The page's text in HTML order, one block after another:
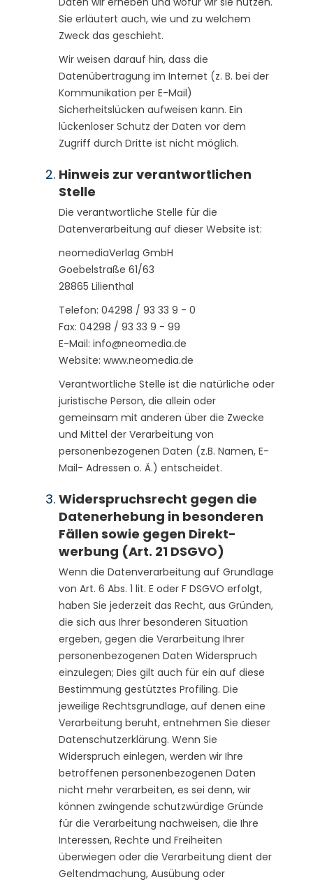
Sie erläutert auch, wie und zu welchem
Zweck das geschieht.
Wir weisen darauf hin, dass die
Datenübertragung im Internet (z. B. bei der
Kommunikation per E-Mail)
Sicherheitslücken aufweisen kann. Ein
lückenloser Schutz der Daten vor dem
Zugriff durch Dritte ist nicht möglich.
Hinweis zur verant­wort­lichen
Stelle
Die verantwortliche Stelle für die
Datenverarbeitung auf dieser Website ist:
neomediaVerlag GmbH
Goebelstraße 61/63
28865 Lilienthal
Telefon: 04298 / 93 33 9 - 0
Fax: 04298 / 93 33 9 - 99
E-Mail: info@neomedia.de
Website: www.neomedia.de
Verantwortliche Stelle ist die natürliche oder
juristische Person, die allein oder
gemeinsam mit anderen über die Zwecke
und Mittel der Verarbeitung von
personenbezogenen Daten (z.B. Namen, E-
Mail- Adressen o. Ä.) entscheidet.
Widerspruchsrecht gegen die
Daten­er­hebung in besonderen
Fällen sowie gegen Direkt­
werbung (Art. 21 DSGVO)
Wenn die Datenverarbeitung auf Grundlage
von Art. 6 Abs. 1 lit. E oder F DSGVO erfolgt,
haben Sie jederzeit das Recht, aus Gründen,
die sich aus Ihrer besonderen Situation
ergeben, gegen die Verarbeitung Ihrer
personenbezogenen Daten Widerspruch
einzulegen; Dies gilt auch für ein auf diese
Bestimmung gestütztes Profiling. Die
jeweilige Rechtsgrundlage, auf denen eine
Verarbeitung beruht, entnehmen Sie dieser
Datenschutzerklärung. Wenn Sie
Widerspruch einlegen, werden wir Ihre
betroffenen personenbezogenen Daten
nicht mehr verarbeiten, es sei denn, wir
können zwingende schutzwürdige Gründe
für die Verarbeitung nachweisen, die Ihre
Interessen, Rechte und Freiheiten
überwiegen oder die Verarbeitung dient der
Geltendmachung, Ausübung oder